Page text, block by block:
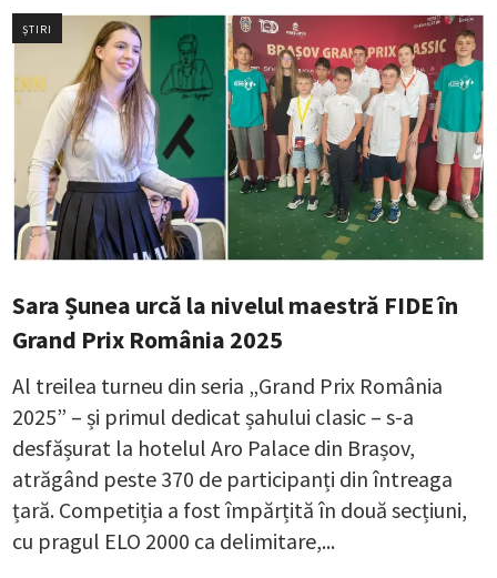
ȘTIRI
Sara Șunea urcă la nivelul maestră FIDE în
Grand Prix România 2025
Al treilea turneu din seria „Grand Prix România
2025” – și primul dedicat șahului clasic – s-a
desfășurat la hotelul Aro Palace din Brașov,
atrăgând peste 370 de participanți din întreaga
țară. Competiția a fost împărțită în două secțiuni,
cu pragul ELO 2000 ca delimitare,